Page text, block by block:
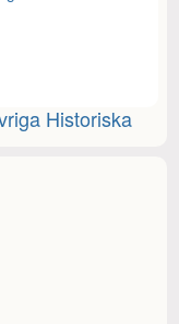
Historiska